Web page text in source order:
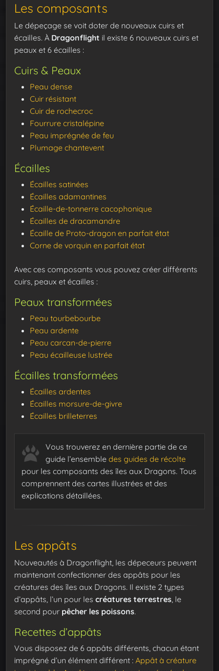
Les composants
Le dépeçage se voit doter de nouveaux cuirs et
écailles. À Dragonflight il existe 6 nouveaux cuirs et
peaux et 6 écailles :
Cuirs & Peaux
Peau dense
Cuir résistant
Cuir de rochecroc
Fourrure cristalépine
Peau imprégnée de feu
Plumage chantevent
Écailles
Écailles satinées
Écailles adamantines
Écaille-de-tonnerre cacophonique
Écailles de dracamandre
Écaille de Proto-dragon en parfait état
Corne de vorquin en parfait état
Avec ces composants vous pouvez créer différents
cuirs, peaux et écailles :
Peaux transformées
Peau tourbebourbe
Peau ardente
Peau carcan-de-pierre
Peau écailleuse lustrée
Écailles transformées
Écailles ardentes
Écailles morsure-de-givre
Écailles brilleterres
Vous trouverez en dernière partie de ce
guide l’ensemble des guides de récolte
pour les composants des îles aux Dragons. Tous
comprennent des cartes illustrées et des
explications détaillées.
Les appâts
Nouveautés à Dragonflight, les dépeceurs peuvent
maintenant confectionner des appâts pour les
créatures des îles aux Dragons. Il existe 2 types
d’appâts, l’un pour les créatures terrestres, le
second pour pêcher les poissons.
Recettes d’appâts
Vous disposez de 6 appâts différents, chacun étant
imprégné d’un élément différent : Appât à créature